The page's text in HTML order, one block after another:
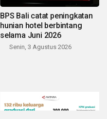
BPS Bali catat peningkatan
hunian hotel berbintang
selama Juni 2026
Senin, 3 Agustus 2026